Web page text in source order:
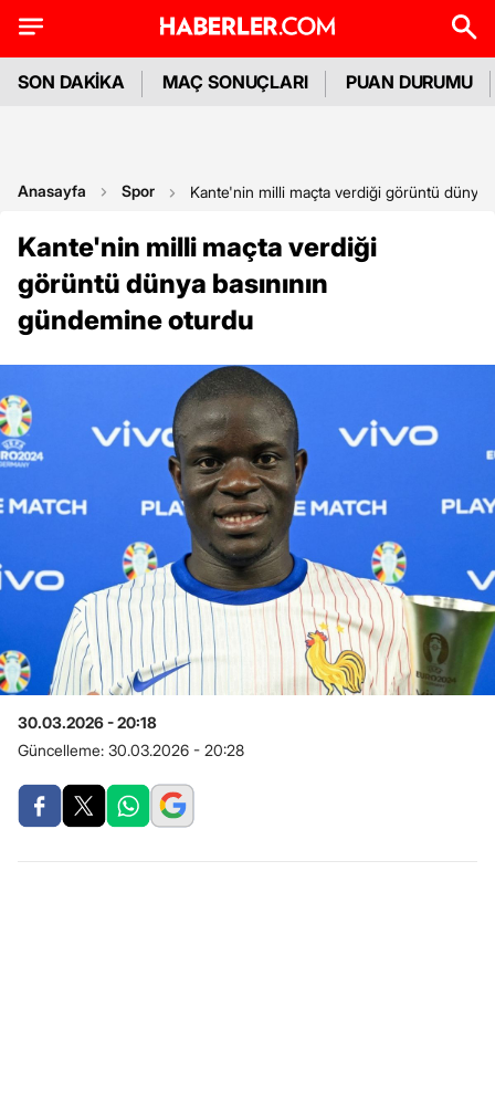
SON DAKİKA MAÇ SONUÇLARI PUAN DURUMU
Anasayfa Spor Kante'nin milli maçta verdiği görüntü dünya
Kante'nin milli maçta verdiği
görüntü dünya basınının
gündemine oturdu
30.03.2026 - 20:18
Güncelleme: 30.03.2026 - 20:28